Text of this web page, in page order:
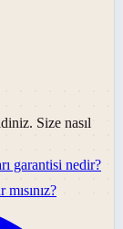
Size nasıl
garantisi nedir?